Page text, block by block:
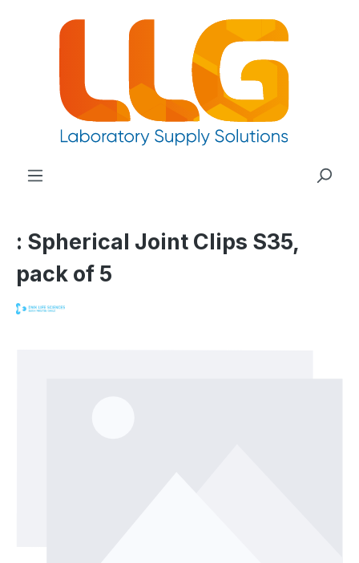
principale
: Spherical Joint Clips S35,
pack of 5